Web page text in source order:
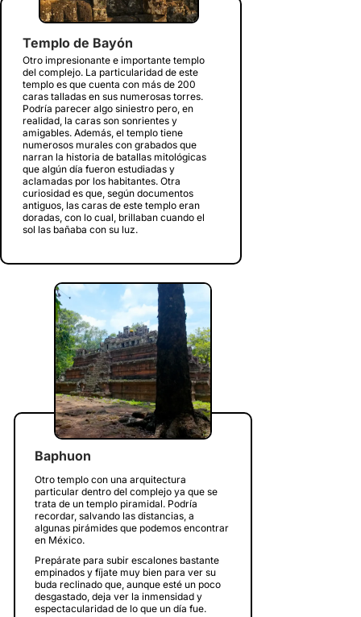
Templo de Bayón
Otro impresionante e importante templo
del complejo. La particularidad de este
templo es que cuenta con más de 200
caras talladas en sus numerosas torres.
Podría parecer algo siniestro pero, en
realidad, la caras son sonrientes y
amigables. Además, el templo tiene
numerosos murales con grabados que
narran la historia de batallas mitológicas
que algún día fueron estudiadas y
aclamadas por los habitantes. Otra
curiosidad es que, según documentos
antiguos, las caras de este templo eran
doradas, con lo cual, brillaban cuando el
sol las bañaba con su luz.
Baphuon
Otro templo con una arquitectura
particular dentro del complejo ya que se
trata de un templo piramidal. Podría
recordar, salvando las distancias, a
algunas pirámides que podemos encontrar
en México.
Prepárate para subir escalones bastante
empinados y fíjate muy bien para ver su
buda reclinado que, aunque esté un poco
desgastado, deja ver la inmensidad y
espectacularidad de lo que un día fue.